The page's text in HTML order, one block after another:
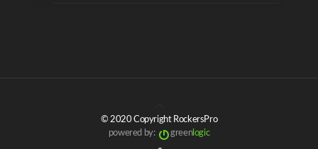
© 2020 Copyright RockersPro
powered by:
greenlogic